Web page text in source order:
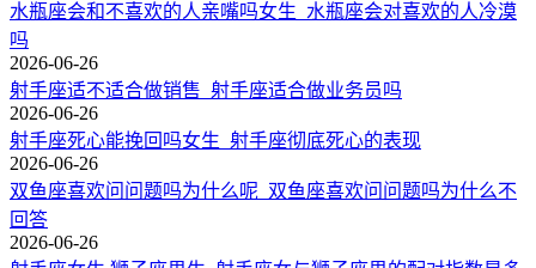
水瓶座会和不喜欢的人亲嘴吗女生_水瓶座会对喜欢的人冷漠
吗
2026-06-26
射手座适不适合做销售_射手座适合做业务员吗
2026-06-26
射手座死心能挽回吗女生_射手座彻底死心的表现
2026-06-26
双鱼座喜欢问问题吗为什么呢_双鱼座喜欢问问题吗为什么不
回答
2026-06-26